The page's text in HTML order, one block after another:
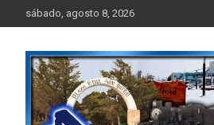
to
sábado, agosto 8, 2026